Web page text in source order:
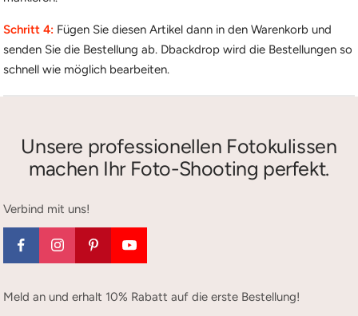
Schritt 4: Fügen Sie diesen Artikel dann in den Warenkorb und
senden Sie die Bestellung ab. Dbackdrop wird die Bestellungen so
schnell wie möglich bearbeiten.
Unsere professionellen Fotokulissen
machen Ihr Foto-Shooting perfekt.
Verbind mit uns!
Meld an und erhalt 10% Rabatt auf die erste Bestellung!